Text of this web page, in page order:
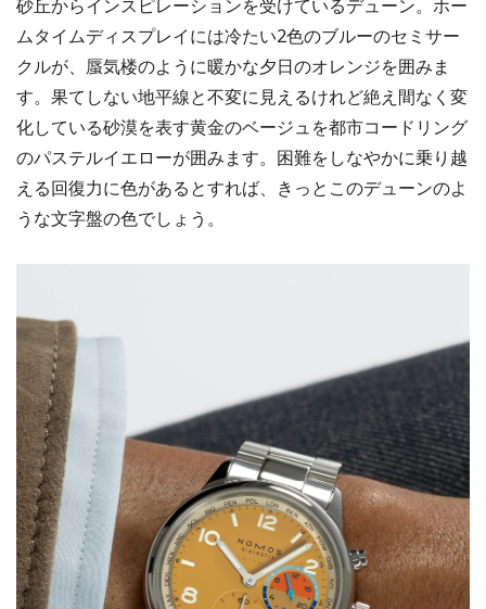
砂丘からインスピレーションを受けているデューン。ホー
ムタイムディスプレイには冷たい2色のブルーのセミサー
クルが、蜃気楼のように暖かな夕日のオレンジを囲みま
す。果てしない地平線と不変に見えるけれど絶え間なく変
化している砂漠を表す黄金のベージュを都市コードリング
のパステルイエローが囲みます。困難をしなやかに乗り越
える回復力に色があるとすれば、きっとこのデューンのよ
うな文字盤の色でしょう。